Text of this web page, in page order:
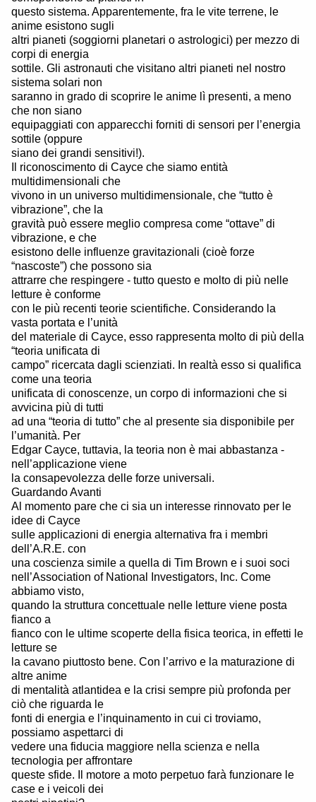
questo sistema. Apparentemente, fra le vite terrene, le
anime esistono sugli
altri pianeti (soggiorni planetari o astrologici) per mezzo di
corpi di energia
sottile. Gli astronauti che visitano altri pianeti nel nostro
sistema solari non
saranno in grado di scoprire le anime lì presenti, a meno
che non siano
equipaggiati con apparecchi forniti di sensori per l’energia
sottile (oppure
siano dei grandi sensitivi!).
Il riconoscimento di Cayce che siamo entità
multidimensionali che
vivono in un universo multidimensionale, che “tutto è
vibrazione”, che la
gravità può essere meglio compresa come “ottave” di
vibrazione, e che
esistono delle influenze gravitazionali (cioè forze
“nascoste”) che possono sia
attrarre che respingere - tutto questo e molto di più nelle
letture è conforme
con le più recenti teorie scientifiche. Considerando la
vasta portata e l’unità
del materiale di Cayce, esso rappresenta molto di più della
“teoria unificata di
campo” ricercata dagli scienziati. In realtà esso si qualifica
come una teoria
unificata di conoscenze, un corpo di informazioni che si
avvicina più di tutti
ad una “teoria di tutto” che al presente sia disponibile per
l’umanità. Per
Edgar Cayce, tuttavia, la teoria non è mai abbastanza -
nell’applicazione viene
la consapevolezza delle forze universali.
Guardando Avanti
Al momento pare che ci sia un interesse rinnovato per le
idee di Cayce
sulle applicazioni di energia alternativa fra i membri
dell’A.R.E. con
una coscienza simile a quella di Tim Brown e i suoi soci
nell’Association of National Investigators, Inc. Come
abbiamo visto,
quando la struttura concettuale nelle letture viene posta
fianco a
fianco con le ultime scoperte della fisica teorica, in effetti le
letture se
la cavano piuttosto bene. Con l’arrivo e la maturazione di
altre anime
di mentalità atlantidea e la crisi sempre più profonda per
ciò che riguarda le
fonti di energia e l’inquinamento in cui ci troviamo,
possiamo aspettarci di
vedere una fiducia maggiore nella scienza e nella
tecnologia per affrontare
queste sfide. Il motore a moto perpetuo farà funzionare le
case e i veicoli dei